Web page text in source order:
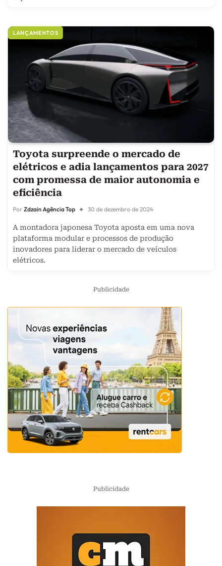
LANÇAMENTOS
Toyota surpreende o mercado de
elétricos e adia lançamentos para 2027
com promessa de maior autonomia e
eficiência
Por Zdzain Agência Top 30 de dezembro de 2024
A montadora japonesa Toyota aposta em uma nova
plataforma modular e processos de produção
inovadores para liderar o mercado de veículos
elétricos.
Publicidade
Publicidade